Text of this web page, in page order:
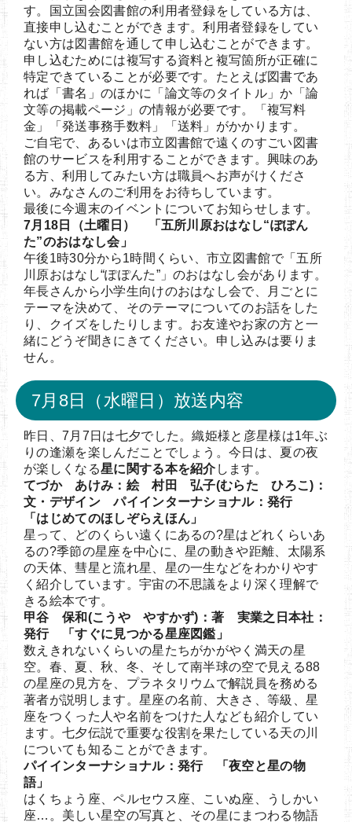
す。国立国会図書館の利用者登録をしている方は、
直接申し込むことができます。利用者登録をしてい
ない方は図書館を通して申し込むことができます。
申し込むためには複写する資料と複写箇所が正確に
特定できていることが必要です。たとえば図書であ
れば「書名」のほかに「論文等のタイトル」か「論
文等の掲載ページ」の情報が必要です。「複写料
金」「発送事務手数料」「送料」がかかります。
ご自宅で、あるいは市立図書館で遠くのすごい図書
館のサービスを利用することができます。興味のあ
る方、利用してみたい方は職員へお声がけくださ
い。みなさんのご利用をお待ちしています。
最後に今週末のイベントについてお知らせします。
7月18日（土曜日） 「五所川原おはなし“ぽぽん
た”のおはなし会」
午後1時30分から1時間くらい、市立図書館で「五所
川原おはなし“ぽぽんた”」のおはなし会があります。
年長さんから小学生向けのおはなし会で、月ごとに
テーマを決めて、そのテーマについてのお話をした
り、クイズをしたりします。お友達やお家の方と一
緒にどうぞ聞きにきてください。申し込みは要りま
せん。
7月8日（水曜日）放送内容
昨日、7月7日は七夕でした。織姫様と彦星様は1年ぶ
りの逢瀬を楽しんだことでしょう。今日は、夏の夜
が楽しくなる星に関する本を紹介します。
てづか あけみ：絵 村田 弘子(むらた ひろこ)：
文・デザイン パイインターナショナル：発行
「はじめてのほしぞらえほん」
星って、どのくらい遠くにあるの?星はどれくらいあ
るの?季節の星座を中心に、星の動きや距離、太陽系
の天体、彗星と流れ星、星の一生などをわかりやす
く紹介しています。宇宙の不思議をより深く理解で
きる絵本です。
甲谷 保和(こうや やすかず)：著 実業之日本社：
発行 「すぐに見つかる星座図鑑」
数えきれないくらいの星たちがかがやく満天の星
空。春、夏、秋、冬、そして南半球の空で見える88
の星座の見方を、プラネタリウムで解説員を務める
著者が説明します。星座の名前、大きさ、等級、星
座をつくった人や名前をつけた人なども紹介してい
ます。七夕伝説で重要な役割を果たしている天の川
についても知ることができます。
パイインターナショナル：発行 「夜空と星の物
語」
はくちょう座、ペルセウス座、こいぬ座、うしかい
座…。美しい星空の写真と、その星にまつわる物語